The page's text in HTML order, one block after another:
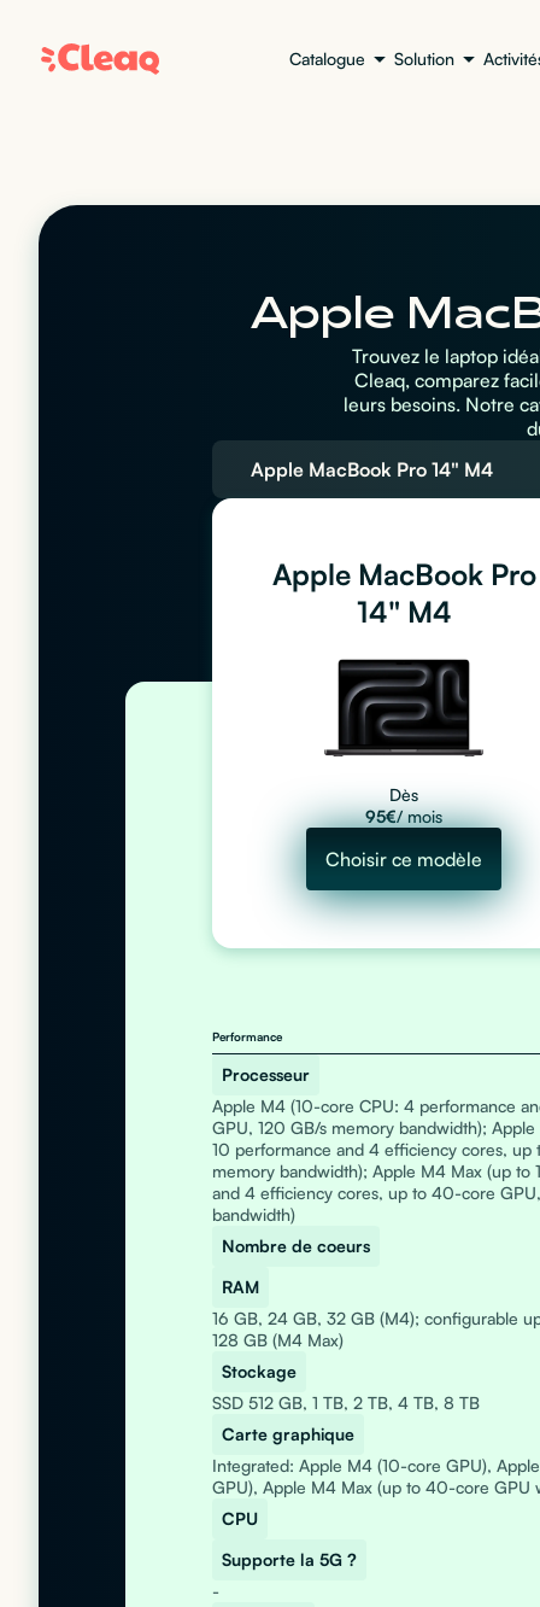
Catalogue Solution
Apple
Trouvez le laptop
Cleaq, comparez
leurs besoins. Notre
Apple MacBook Pro 14" M4
Apple MacBook Pro
14" M4
Dès
95€/ mois
Choisir ce modèle
Performance
Processeur
Apple M4 (10-core CPU: 4 performance
GPU, 120 GB/s memory bandwidth);
10 performance and 4 efficiency cores,
memory bandwidth); Apple M4 Max (up to
and 4 efficiency cores, up to 40-core
bandwidth)
Nombre de coeurs
RAM
16 GB, 24 GB, 32 GB (M4); configurable
128 GB (M4 Max)
Stockage
SSD 512 GB, 1 TB, 2 TB, 4 TB, 8 TB
Carte graphique
Integrated: Apple M4 (10-core GPU),
GPU), Apple M4 Max (up to 40-core GPU
CPU
Supporte la 5G ?
-